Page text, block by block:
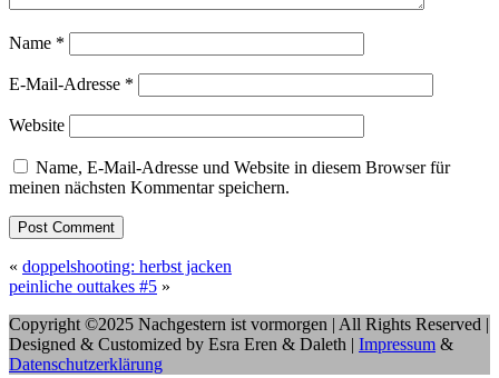
Name *
E-Mail-Adresse *
Website
Name, E-Mail-Adresse und Website in diesem Browser für
meinen nächsten Kommentar speichern.
« doppelshooting: herbst jacken
peinliche outtakes #5 »
Copyright ©2025 Nachgestern ist vormorgen | All Rights Reserved |
Designed & Customized by Esra Eren & Daleth | Impressum &
Datenschutzerklärung